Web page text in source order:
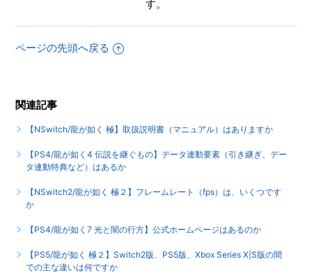
す。
ページの先頭へ戻る
関連記事
【NSwitch/龍が如く 極】取扱説明書（マニュアル）はありますか
【PS4/龍が如く4 伝説を継ぐもの】データ連動要素（引き継ぎ、デー
タ連動特典など）はあるか
【NSwitch2/龍が如く 極２】フレームレート（fps）は、いくつです
か
【PS4/龍が如く7 光と闇の行方】公式ホームページはあるのか
【PS5/龍が如く 極２】Switch2版、PS5版、Xbox Series X|S版の間
での主な違いは何ですか